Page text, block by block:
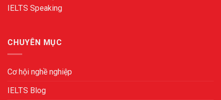
IELTS Speaking
CHUYÊN MỤC
Cơ hội nghề nghiệp
IELTS Blog